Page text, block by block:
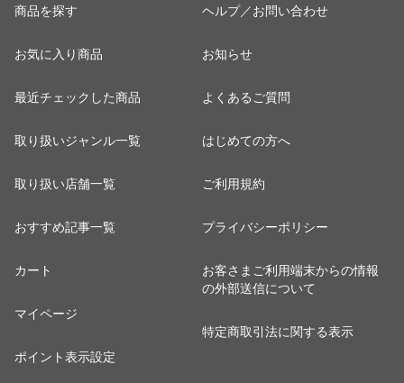
商品を探す
お気に入り商品
最近チェックした商品
取り扱いジャンル一覧
取り扱い店舗一覧
おすすめ記事一覧
カート
マイページ
ポイント表示設定
ヘルプ／お問い合わせ
お知らせ
よくあるご質問
はじめての方へ
ご利用規約
プライバシーポリシー
お客さまご利用端末からの情報
の外部送信について
特定商取引法に関する表示